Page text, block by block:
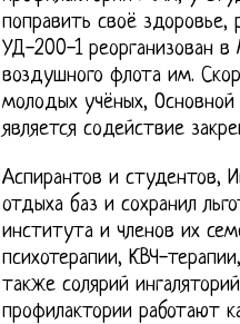
поправить своё
УД-200-1 реорганизован в
воздушного флота им.
молодых учёных,
является содействие
Аспирантов и студентов,
отдыха баз и сохранил
института и членов их
психотерапии, КВЧ-
также солярий
профилактории работают